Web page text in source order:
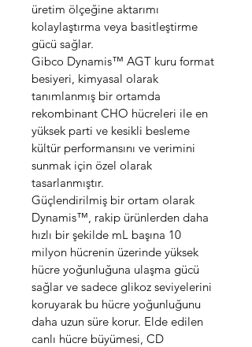
üretim ölçeğine aktarımı
kolaylaştırma veya basitleştirme
gücü sağlar.
Gibco Dynamis™ AGT kuru format
besiyeri, kimyasal olarak
tanımlanmış bir ortamda
rekombinant CHO hücreleri ile en
yüksek parti ve kesikli besleme
kültür performansını ve verimini
sunmak için özel olarak
tasarlanmıştır.
Güçlendirilmiş bir ortam olarak
Dynamis™, rakip ürünlerden daha
hızlı bir şekilde mL başına 10
milyon hücrenin üzerinde yüksek
hücre yoğunluğuna ulaşma gücü
sağlar ve sadece glikoz seviyelerini
koruyarak bu hücre yoğunluğunu
daha uzun süre korur. Elde edilen
canlı hücre büyümesi, CD